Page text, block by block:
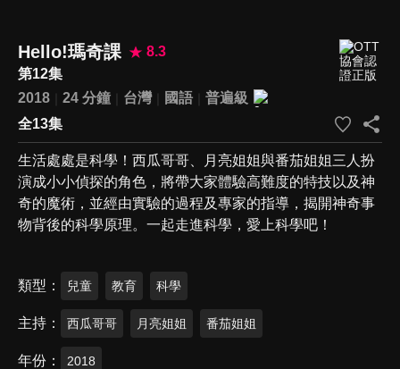
Hello!瑪奇課
8.3
第12集
2018
24 分鐘 台灣 國語
普遍級
全13集
生活處處是科學！西瓜哥哥、月亮姐姐與番茄姐姐三人扮
演成小小偵探的角色，將帶大家體驗高難度的特技以及神
奇的魔術，並經由實驗的過程及專家的指導，揭開神奇事
物背後的科學原理。一起走進科學，愛上科學吧！
類型 兒童 教育 科學
主持 西瓜哥哥 月亮姐姐 番茄姐姐
年份 2018